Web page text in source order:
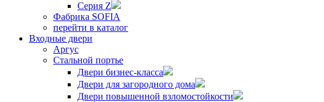
Серия Z
Фабрика SOFIA
перейти в каталог
Входные двери
Аргус
Стальной портье
Двери бизнес-класса
Двери для загородного дома
Двери повышенной взломостойкости